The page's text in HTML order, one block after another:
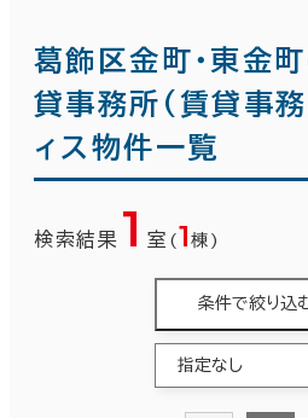
葛飾区金町・東金
貸事務所(賃貸事務
ィス物件一覧
検索結果 1 室 ( 1棟)
条件で絞り込